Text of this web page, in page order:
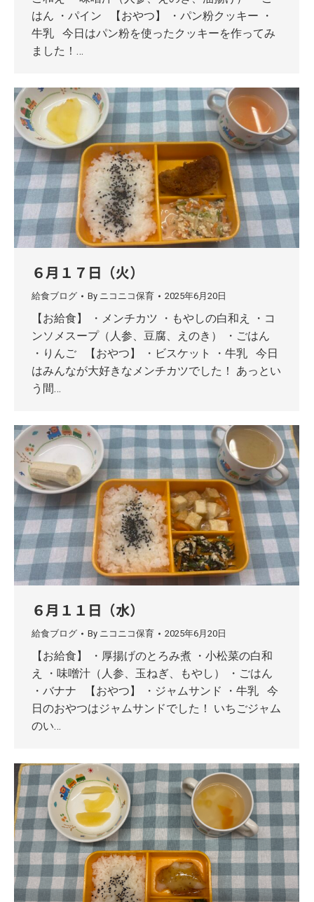
はん ・パイン 【おやつ】 ・パン粉クッキー ・
牛乳 今日はパン粉を使ったクッキーを作ってみ
ました！…
６月１７日（火）
給食ブログ By ニコニコ保育 2025年6月20日
【お給食】 ・メンチカツ ・もやしの白和え ・コ
ンソメスープ（人参、豆腐、えのき） ・ごはん
・りんご 【おやつ】 ・ビスケット ・牛乳 今日
はみんなが大好きなメンチカツでした！ あっとい
う間…
６月１１日（水）
給食ブログ By ニコニコ保育 2025年6月20日
【お給食】 ・厚揚げのとろみ煮 ・小松菜の白和
え ・味噌汁（人参、玉ねぎ、もやし） ・ごはん
・バナナ 【おやつ】 ・ジャムサンド ・牛乳 今
日のおやつはジャムサンドでした！ いちごジャム
のい…